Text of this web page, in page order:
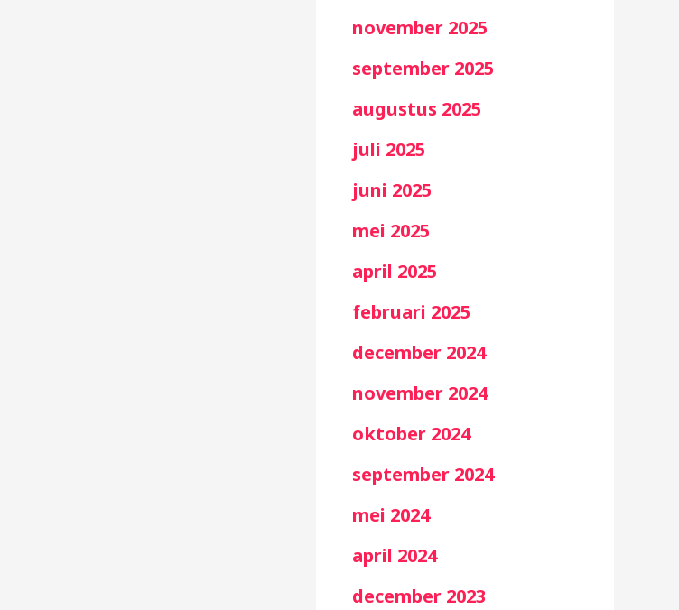
november 2025
september 2025
augustus 2025
juli 2025
juni 2025
mei 2025
april 2025
februari 2025
december 2024
november 2024
oktober 2024
september 2024
mei 2024
april 2024
december 2023